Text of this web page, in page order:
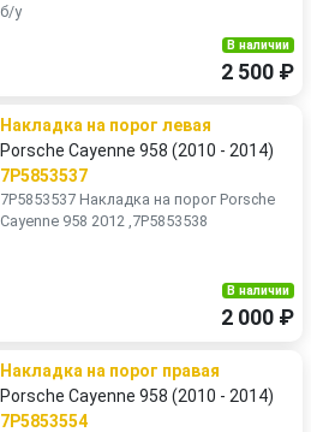
б/у
В наличии
2 500 ₽
Накладка на порог левая
Porsche Cayenne 958 (2010 - 2014)
7P5853537
7P5853537 Накладка на порог Porsche
Cayenne 958 2012 ,7P5853538
В наличии
2 000 ₽
Накладка на порог правая
Porsche Cayenne 958 (2010 - 2014)
7P5853554